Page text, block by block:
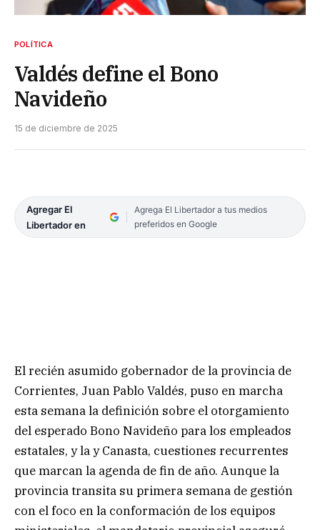
POLÍTICA
Valdés define el Bono
Navideño
15 de diciembre de 2025
Agregar El
Libertador en
Agrega El Libertador a tus medios
preferidos en Google
El recién asumido gobernador de la provincia de
Corrientes, Juan Pablo Valdés, puso en marcha
esta semana la definición sobre el otorgamiento
del esperado Bono Navideño para los empleados
estatales, y la y Canasta, cuestiones recurrentes
que marcan la agenda de fin de año. Aunque la
provincia transita su primera semana de gestión
con el foco en la conformación de los equipos